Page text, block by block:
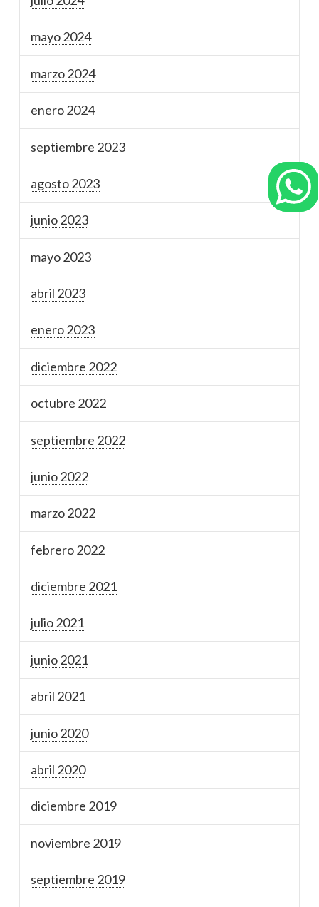
mayo 2024
marzo 2024
enero 2024
septiembre 2023
agosto 2023
junio 2023
mayo 2023
abril 2023
enero 2023
diciembre 2022
octubre 2022
septiembre 2022
junio 2022
marzo 2022
febrero 2022
diciembre 2021
julio 2021
junio 2021
abril 2021
junio 2020
abril 2020
diciembre 2019
noviembre 2019
septiembre 2019